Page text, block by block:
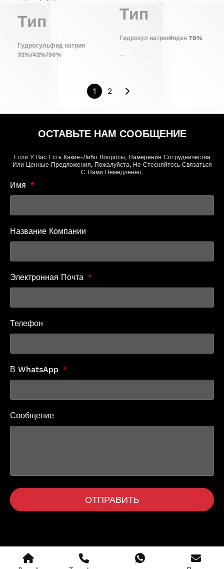
Тип
Гудросульфид натрия
32%/42%/50%
Тип
Гидрозул натрияfидея 70%
...
1 2
ОСТАВЬТЕ НАМ СООБЩЕНИЕ
Если У Вас Есть Какие-Либо Вопросы, Намерения Сотрудничества
Или Ценные Предложения, Пожалуйста, Не Стесняйтесь Связаться
С Нами Немедленно.
Имя
Название Компании
Электронная Почта
Телефон
В WhatsApp
Сообщение
ОТПРАВИТЬ